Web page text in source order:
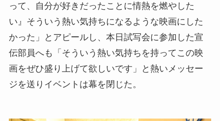
って、自分が好きだったことに情熱を燃やした
い』そういう熱い気持ちになるような映画にした
かった」とアピールし、本日試写会に参加した宣
伝部員へも「そういう熱い気持ちを持ってこの映
画をぜひ盛り上げて欲しいです」と熱いメッセー
ジを送りイベントは幕を閉じた。